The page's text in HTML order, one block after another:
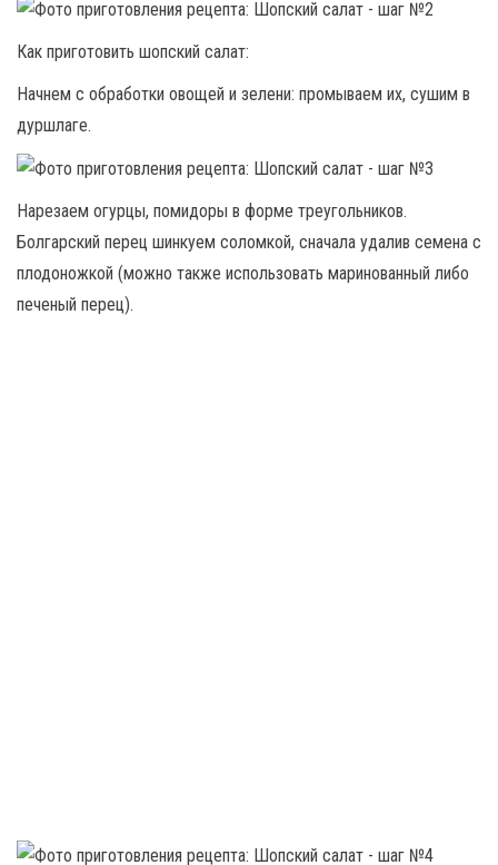
Как приготовить шопский салат:
Начнем с обработки овощей и зелени: промываем их, сушим в
дуршлаге.
Нарезаем огурцы, помидоры в форме треугольников.
Болгарский перец шинкуем соломкой, сначала удалив семена с
плодоножкой (можно также использовать маринованный либо
печеный перец).